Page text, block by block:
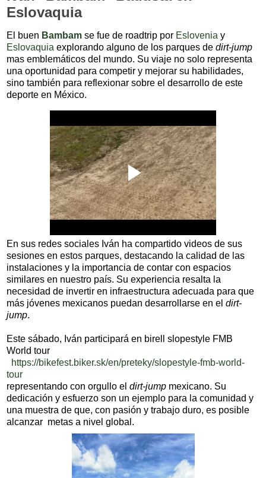
Eslovaquia
El buen Bambam se fue de roadtrip por Eslovenia y
Eslovaquia explorando alguno de los parques de dirt-jump
mas emblemáticos del mundo. Su viaje no solo representa
una oportunidad para competir y mejorar su habilidades,
sino también para reflexionar sobre el desarrollo de este
deporte en México.
En sus redes sociales Iván ha compartido videos de sus
sesiones en estos parques, destacando la calidad de las
instalaciones y la importancia de contar con espacios
similares en nuestro país. Su experiencia resalta la
necesidad de invertir en infraestructura adecuada para que
más jóvenes mexicanos puedan desarrollarse en el dirt-
jump.
Este sábado, Iván participará en birell slopestyle FMB
World tour
https://bikefest.biker.sk/en/preteky/slopestyle-fmb-world-
tour
representando con orgullo el dirt-jump mexicano. Su
dedicación y esfuerzo son un ejemplo para la comunidad y
una muestra de que, con pasión y trabajo duro, es posible
alcanzar metas a nivel global.